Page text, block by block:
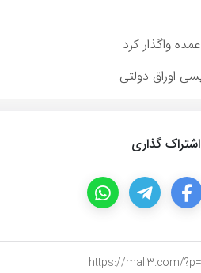
واگذار كرد
اوراق دولتی
اشتراک گذاری